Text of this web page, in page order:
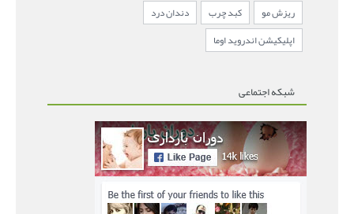
ریزش مو
کبد چرب
دندان درد
اپلیکیشن اندروید اوما
شبکه اجتماعی